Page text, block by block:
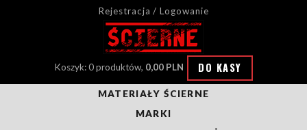
Rejestracja / Logowanie
Koszyk: 0 produktów, 0,00 PLN DO KASY
MATERIAŁY ŚCIERNE
MARKI